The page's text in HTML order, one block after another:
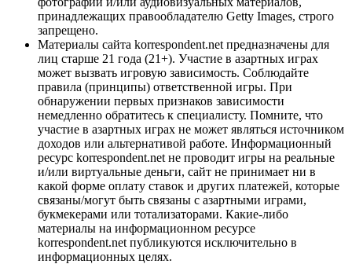
принадлежащих правообладателю Getty Images, строго
запрещено.
Материалы сайта korrespondent.net предназначены для
лиц старше 21 года (21+). Участие в азартных играх
может вызвать игровую зависимость. Соблюдайте
правила (принципы) ответственной игры. При
обнаружении первых признаков зависимости
немедленно обратитесь к специалисту. Помните, что
участие в азартных играх не может являться источником
доходов или альтернативой работе. Информационный
ресурс korrespondent.net не проводит игры на реальные
и/или виртуальные деньги, сайт не принимает ни в
какой форме оплату ставок и других платежей, которые
связаны/могут быть связаны с азартными играми,
букмекерами или тотализаторами. Какие-либо
материалы на информационном ресурсе
korrespondent.net публикуются исключительно в
информационных целях.